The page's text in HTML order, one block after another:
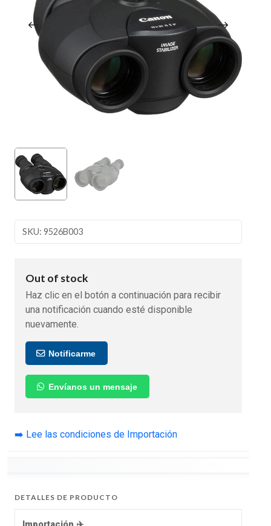
SKU: 9526B003
Out of stock
Haz clic en el botón a continuación para recibir
una notificación cuando esté disponible
nuevamente.
Notificarme
Envíanos un mensaje
➡️ Lee las condiciones de Importación
DETALLES DE PRODUCTO